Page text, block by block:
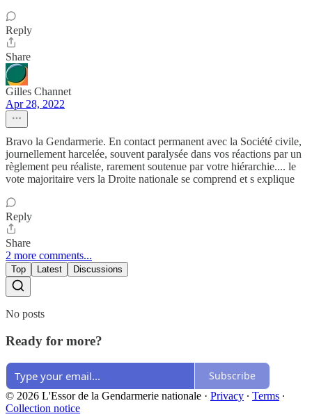
Reply
Share
Gilles Channet
Apr 28, 2022
Bravo la Gendarmerie. En contact permanent avec la Société civile,
journellement harcelée, souvent paralysée dans vos réactions par un
règlement peu réaliste, rarement soutenue par votre hiérarchie.... le
vote majoritaire vers la Droite nationale se comprend et s explique
Reply
Share
2 more comments...
Top Latest Discussions
No posts
Ready for more?
Subscribe
© 2026 L'Essor de la Gendarmerie nationale · Privacy ∙ Terms ∙
Collection notice